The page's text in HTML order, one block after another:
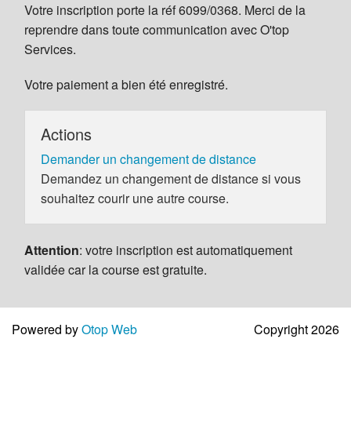
Votre inscription porte la réf 6099/0368. Merci de la
reprendre dans toute communication avec O'top
Services.
Votre paiement a bien été enregistré.
Actions
Demander un changement de distance
Demandez un changement de distance si vous
souhaitez courir une autre course.
Attention: votre inscription est automatiquement
validée car la course est gratuite.
Powered byOtop Web Copyright 2026